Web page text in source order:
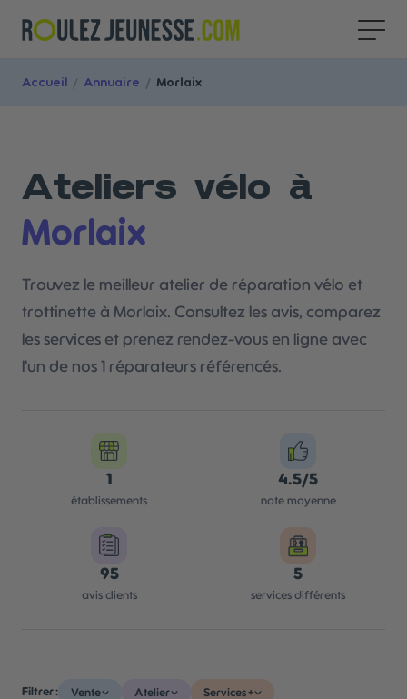
Accueil / Annuaire / Morlaix
Ateliers vélo à
Morlaix
Trouvez le meilleur atelier de réparation vélo et
trottinette à Morlaix. Consultez les avis, comparez
les services et prenez rendez-vous en ligne avec
l'un de nos 1 réparateurs référencés.
1
établissements
4.5/5
note moyenne
95
avis clients
5
services différents
Filtrer : Vente Atelier Services +